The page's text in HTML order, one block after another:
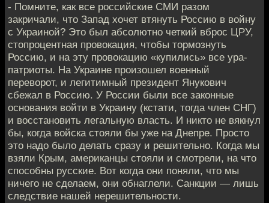
- Помните, как все российские СМИ разом
закричали, что Запад хочет втянуть Россию в войну
с Украиной? Это был абсолютно четкий вброс ЦРУ,
стопроцентная провокация, чтобы тормознуть
Россию, и на эту провокацию «купились» все ура-
патриоты. На Украине произошел военный
переворот, и легитимный президент Янукович
сбежал в Россию. У России были все законные
основания войти в Украину (кстати, тогда член СНГ)
и восстановить легальную власть. И никто не вякнул
бы, когда войска стояли бы уже на Днепре. Просто
это надо было делать сразу и решительно. Когда мы
взяли Крым, американцы стояли и смотрели, на что
способны русские. Вот когда они поняли, что мы
ничего не сделаем, они обнаглели. Санкции — лишь
следствие нашей нерешительности.